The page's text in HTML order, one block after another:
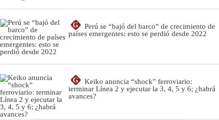
G
Perú se “bajó del barco” de crecimiento de
países emergentes: esto se perdió desde 2022
G
Keiko anuncia “shock” ferroviario:
terminar Línea 2 y ejecutar la 3, 4, 5 y 6; ¿habrá
avances?